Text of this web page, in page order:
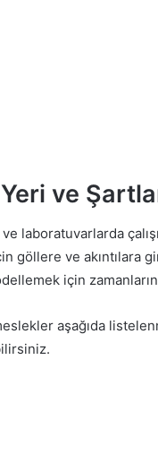
ve
laboratuvarlarda
göllere ve
için
aşağıda